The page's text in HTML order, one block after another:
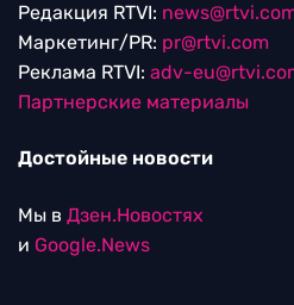
Редакция RTVI:
Маркетинг/PR: pr@rtvi.com
Реклама RTVI: adv-
Партнерские материалы
Достойные новости
Мы в Дзен.Новостях
и Google.News